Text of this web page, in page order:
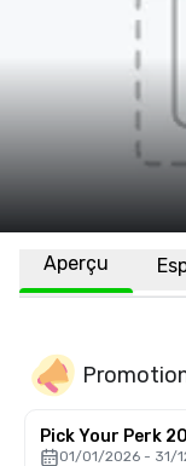
Aperçu
Pick Your Perk
01/01/2026 - 31/